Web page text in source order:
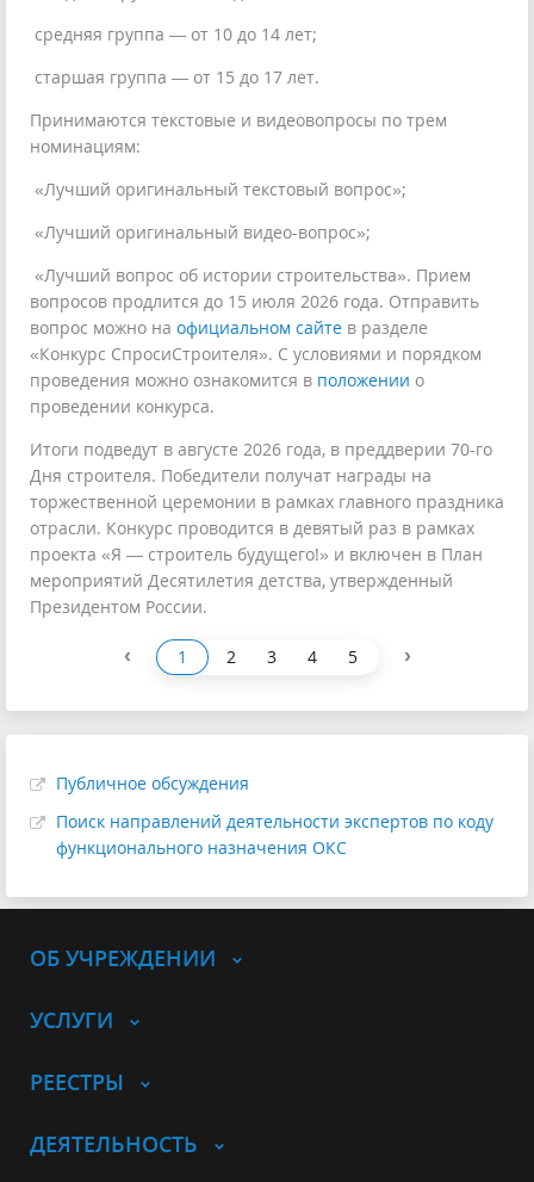
️ средняя группа — от 10 до 14 лет;
️ старшая группа — от 15 до 17 лет.
Принимаются текстовые и видеовопросы по трем
номинациям:
«Лучший оригинальный текстовый вопрос»;
️ «Лучший оригинальный видео-вопрос»;
️ «Лучший вопрос об истории строительства». Прием
вопросов продлится до 15 июля 2026 года. Отправить
вопрос можно на официальном сайте в разделе
«Конкурс СпросиСтроителя». С условиями и порядком
проведения можно ознакомится в положении о
проведении конкурса.
Итоги подведут в августе 2026 года, в преддверии 70-го
Дня строителя. Победители получат награды на
торжественной церемонии в рамках главного праздника
отрасли. Конкурс проводится в девятый раз в рамках
проекта «Я — строитель будущего!» и включен в План
мероприятий Десятилетия детства, утвержденный
Президентом России.
‹ 1 2 3 4 5 ›
Публичное обсуждения
Поиск направлений деятельности экспертов по коду
функционального назначения ОКС
ОБ УЧРЕЖДЕНИИ
УСЛУГИ
РЕЕСТРЫ
ДЕЯТЕЛЬНОСТЬ